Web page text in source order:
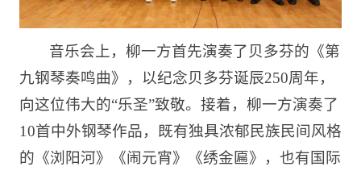
音乐会上，柳一方首先演奏了贝多芬的《第
九钢琴奏鸣曲》，以纪念贝多芬诞辰250周年，
向这位伟大的“乐圣”致敬。接着，柳一方演奏了
10首中外钢琴作品，既有独具浓郁民族民间风格
的《浏阳河》《闹元宵》《绣金匾》，也有国际